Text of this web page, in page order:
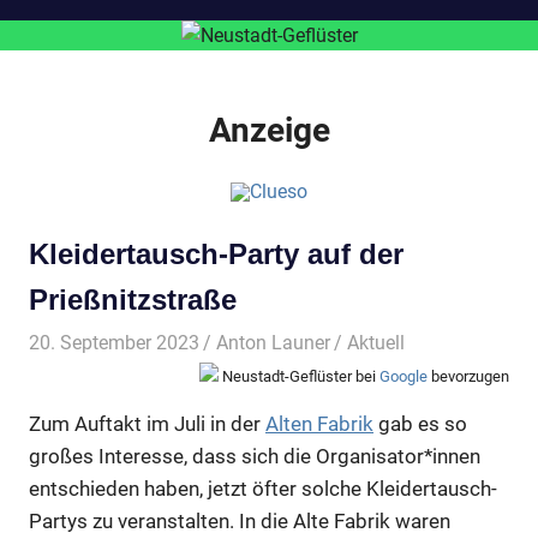
Anzeige
Kleidertausch-Party auf der
Prießnitzstraße
20. September 2023 Anton Launer Aktuell
Neustadt-Geflüster bei Google bevorzugen
Zum Auftakt im Juli in der Alten Fabrik gab es so
großes Interesse, dass sich die Organisator*innen
entschieden haben, jetzt öfter solche Kleidertausch-
Partys zu veranstalten. In die Alte Fabrik waren